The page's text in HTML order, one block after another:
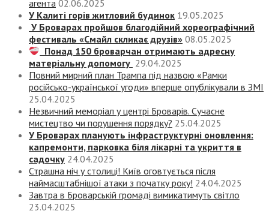
агента 02.06.2025
У Калиті горів житловий будинок 19.05.2025
У Броварах пройшов благодійний хореографічний
фестиваль «Смайл скликає друзів» 08.05.2025
Понад 150 броварчан отримають адресну
матеріальну допомогу 29.04.2025
Повний мирний план Трампа під назвою «‎Рамки
російсько-української угоди» вперше опублікували в ЗМІ
25.04.2025
Незвичний меморіал у центрі Броварів. Сучасне
мистецтво чи порушення порядку? 25.04.2025
У Броварах планують інфраструктурні оновлення:
капремонти, парковка біля лікарні та укриття в
садочку 24.04.2025
Страшна ніч у столиці! Київ оговтується після
наймасштабнішої атаки з початку року! 24.04.2025
Завтра в Броварській громаді вимикатимуть світло
23.04.2025